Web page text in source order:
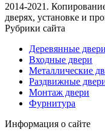
2014-2021.
дверях, установке и
Рубрики сайта
Деревянные двери
Входные двери
Металлические
Раздвижные
Монтаж двери
Фурнитура
Информация о сайте